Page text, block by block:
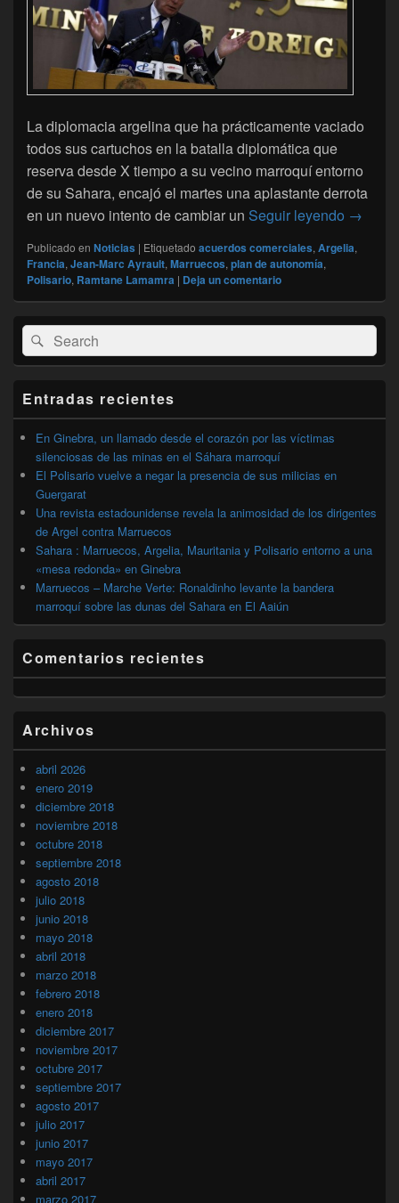
La diplomacia argelina que ha prácticamente vaciado
todos sus cartuchos en la batalla diplomática que
reserva desde X tiempo a su vecino marroquí entorno
de su Sahara, encajó el martes una aplastante derrota
en un nuevo intento de cambiar un Seguir leyendo →
Publicado en Noticias | Etiquetado acuerdos comerciales,Argelia,
Francia,Jean-Marc Ayrault,Marruecos,plan de autonomía,
Polisario, Ramtane Lamamra | Deja un comentario
El
área
de
lateral
primaria
Buscar
por:
Buscar
Entradas recientes
En Ginebra, un llamado desde el corazón por las víctimas
silenciosas de las minas en el Sáhara marroquí
El Polisario vuelve a negar la presencia de sus milicias en
Guergarat
Una revista estadounidense revela la animosidad de los dirigentes
de Argel contra Marruecos
Sahara : Marruecos, Argelia, Mauritania y Polisario entorno a una
«mesa redonda» en Ginebra
Marruecos – Marche Verte: Ronaldinho levante la bandera
marroquí sobre las dunas del Sahara en El Aaiún
Comentarios recientes
Archivos
abril 2026
enero 2019
diciembre 2018
noviembre 2018
octubre 2018
septiembre 2018
agosto 2018
julio 2018
junio 2018
mayo 2018
abril 2018
marzo 2018
febrero 2018
enero 2018
diciembre 2017
noviembre 2017
octubre 2017
septiembre 2017
agosto 2017
julio 2017
junio 2017
mayo 2017
abril 2017
marzo 2017